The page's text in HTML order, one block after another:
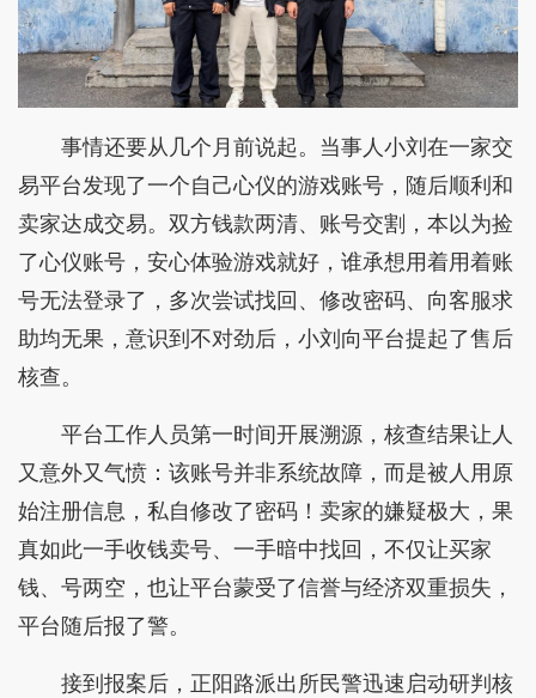
事情还要从几个月前说起。当事人小刘在一家交
易平台发现了一个自己心仪的游戏账号，随后顺利和
卖家达成交易。双方钱款两清、账号交割，本以为捡
了心仪账号，安心体验游戏就好，谁承想用着用着账
号无法登录了，多次尝试找回、修改密码、向客服求
助均无果，意识到不对劲后，小刘向平台提起了售后
核查。
平台工作人员第一时间开展溯源，核查结果让人
又意外又气愤：该账号并非系统故障，而是被人用原
始注册信息，私自修改了密码！卖家的嫌疑极大，果
真如此一手收钱卖号、一手暗中找回，不仅让买家
钱、号两空，也让平台蒙受了信誉与经济双重损失，
平台随后报了警。
接到报案后，正阳路派出所民警迅速启动研判核